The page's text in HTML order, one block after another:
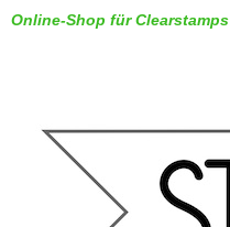
Online-Shop für Clearstamps